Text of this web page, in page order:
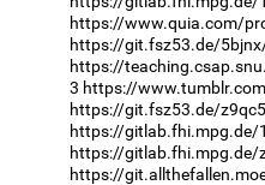
https://www.quia.com/
https://git.fsz53.de/
https://
3 https://
https://git.fsz53.de/
https://
https://
https://